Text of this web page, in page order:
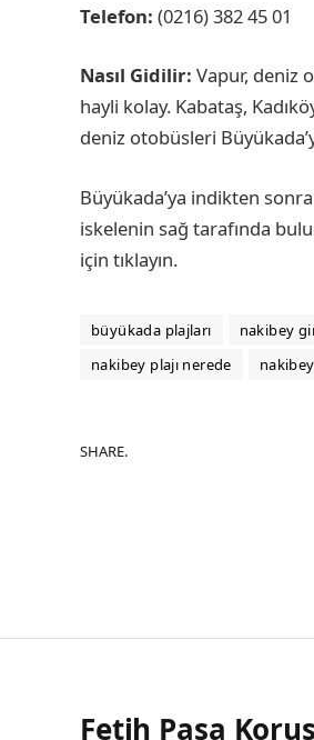
Telefon: (0216) 382 45 01
Nasıl Gidilir: Vapur, deniz
hayli kolay. Kabataş,
deniz otobüsleri
Büyükada’ya indikten
iskelenin sağ tarafında
için tıklayın.
büyükada plajları nakibey
nakibey plajı nerede
SHARE.
Fetih Paşa